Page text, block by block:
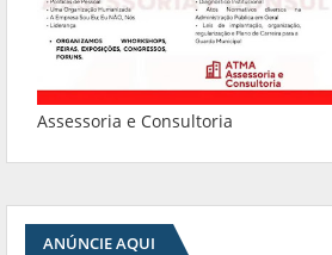
Assessoria e Consultoria
ANÚNCIE AQUI